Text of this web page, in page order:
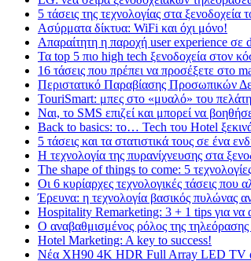
5 τάσεις της τεχνολογίας στα ξενοδοχεία
Ασύρματα δίκτυα: WiFi και όχι μόνο!
Απαραίτητη η παροχή user experience σε
Τα top 5 πιο high tech ξενοδοχεία στον
16 τάσεις που πρέπει να προσέξετε στο
Περιστατικό Παραβίασης Προσωπικών
TouriSmart: μπες στο «μυαλό» του
Ναι, το SMS επιζεί και μπορεί να
Back to basics: το… Tech του Hotel
5 τάσεις και τα στατιστικά τους σε ένα
Η τεχνολογία της πυρανίχνευσης στα
The shape of things to come: 5
Οι 6 κυρίαρχες τεχνολογικές τάσεις που
Έρευνα: η τεχνολογία βασικός πυλώνας
Hospitality Remarketing: 3 + 1 tips για να
Ο αναβαθμισμένος ρόλος της
Hotel Marketing: A key to success!
Νέα XH90 4K HDR Full Array LED TV